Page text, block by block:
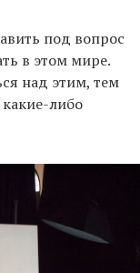
под вопрос
в этом мире.
над этим, тем
либо